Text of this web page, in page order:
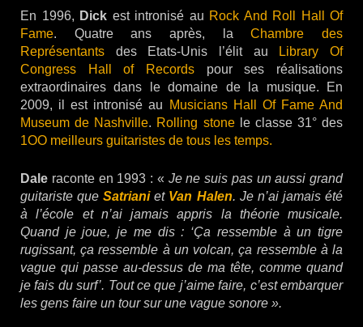
En 1996, Dick est intronisé au Rock And Roll Hall Of
Fame. Quatre ans après, laChambre des
Représentants des Etats-Unis l’élit au
Library Of
Congress Hall of Records pour ses réalisations
extraordinaires dans le domaine de la musique. En
2009, il est intronisé au
Musicians Hall Of Fame And
Museum de Nashville. Rolling stonele classe 31° des
1OO meilleurs guitaristes de tous les temps.
Dale raconte en 1993 : « Je ne suis pas un aussi grand
guitariste queSatrianiet Van Halen. Je n’ai jamais été
à l’école et n’ai jamais appris la théorie musicale.
Quand je joue, je me dis : ‘Ça ressemble à un tigre
rugissant, ça ressemble à un volcan, ça ressemble à la
vague qui passe au-dessus de ma tête, comme quand
je fais du surf’. Tout ce que j’aime faire, c’est embarquer
les gens faire un tour sur une vague sonore ».